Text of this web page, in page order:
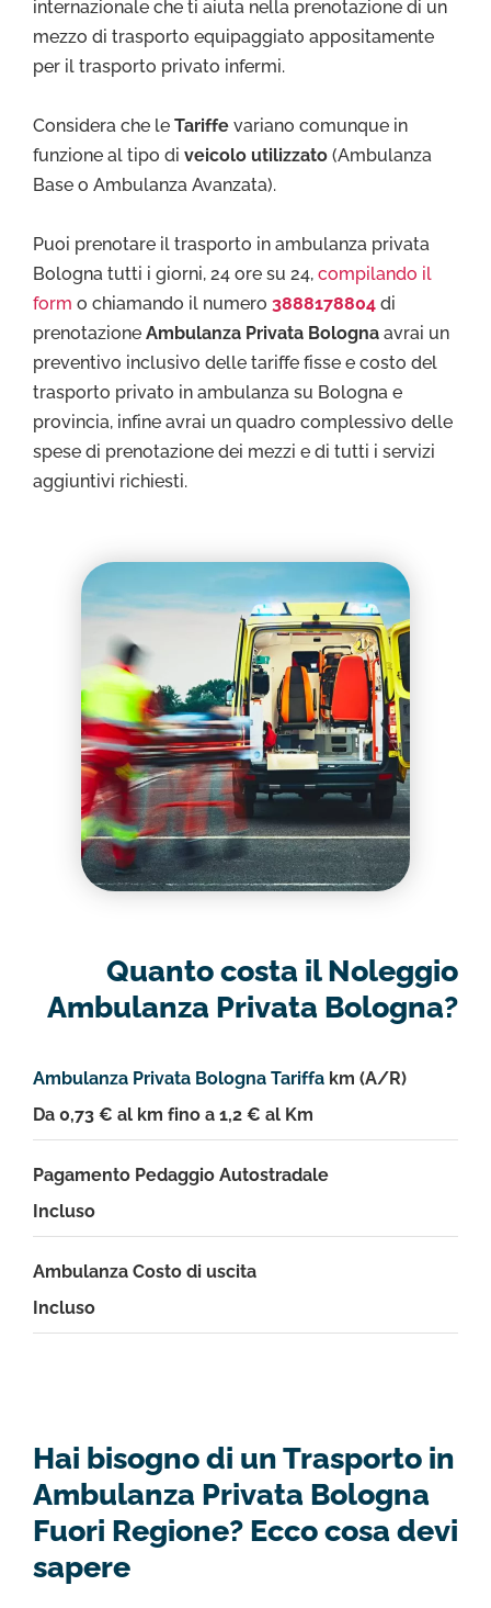
internazionale che ti aiuta nella prenotazione di un
mezzo di trasporto equipaggiato appositamente
per il trasporto privato infermi.
Considera che le Tariffe variano comunque in
funzione al tipo di veicolo utilizzato (Ambulanza
Base o Ambulanza Avanzata).
Puoi prenotare il trasporto in ambulanza privata
Bologna tutti i giorni, 24 ore su 24, compilando il
form o chiamando il numero 3888178804 di
prenotazione Ambulanza Privata Bologna avrai un
preventivo inclusivo delle tariffe fisse e costo del
trasporto privato in ambulanza su Bologna e
provincia, infine avrai un quadro complessivo delle
spese di prenotazione dei mezzi e di tutti i servizi
aggiuntivi richiesti.
Quanto costa il Noleggio
Ambulanza Privata Bologna?
Ambulanza Privata Bologna Tariffa km (A/R)
Da 0,73 € al km fino a 1,2 € al Km
Pagamento Pedaggio Autostradale
Incluso
Ambulanza Costo di uscita
Incluso
Hai bisogno di un Trasporto in
Ambulanza Privata Bologna
Fuori Regione? Ecco cosa devi
sapere